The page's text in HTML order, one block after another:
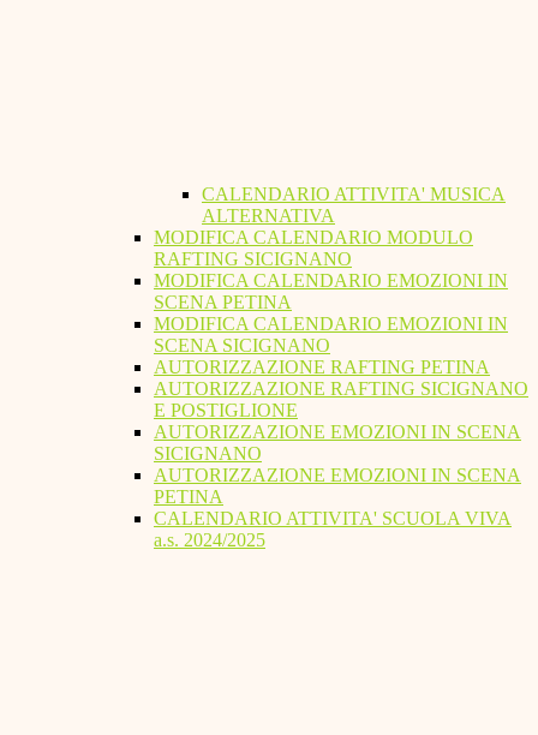
CALENDARIO ATTIVITA' MUSICA
ALTERNATIVA
MODIFICA CALENDARIO MODULO
RAFTING SICIGNANO
MODIFICA CALENDARIO EMOZIONI IN
SCENA PETINA
MODIFICA CALENDARIO EMOZIONI IN
SCENA SICIGNANO
AUTORIZZAZIONE RAFTING PETINA
AUTORIZZAZIONE RAFTING SICIGNANO
E POSTIGLIONE
AUTORIZZAZIONE EMOZIONI IN SCENA
SICIGNANO
AUTORIZZAZIONE EMOZIONI IN SCENA
PETINA
CALENDARIO ATTIVITA' SCUOLA VIVA
a.s. 2024/2025